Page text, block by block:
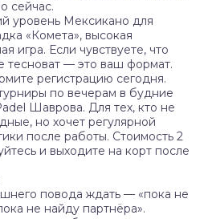
сейчас.
уровень Мексикано для
«Комета», высокая
игра. Если чувствуете, что
— это ваш формат.
регистрацию сегодня.
по вечерам в будние
Шаврова. Для тех, кто не
но хочет регулярной
после работы. Стоимость 2
и выходите на корт после
повода ждать — «пока не
не найду партнёра».